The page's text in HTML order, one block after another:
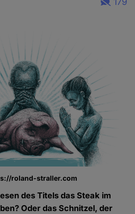
roland-straller.com
des Titels das Steak im
Oder das Schnitzel, der